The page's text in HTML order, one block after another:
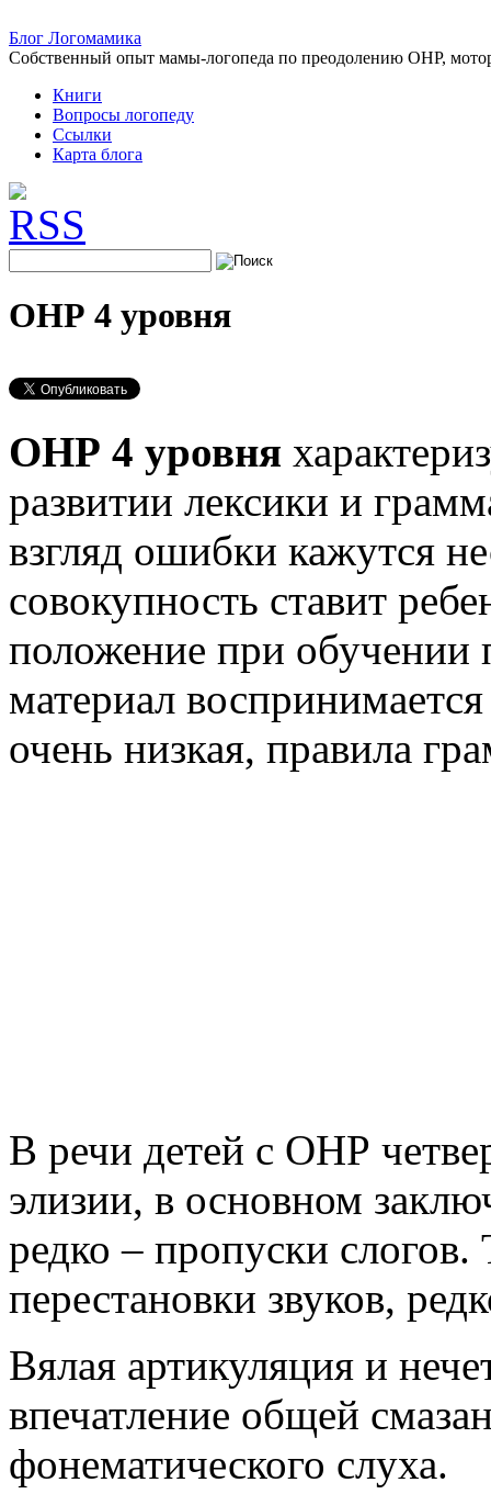
Блог Логомамика
Собственный опыт мамы-логопеда по преодолению ОНР,
Книги
Вопросы логопеду
Cсылки
Карта блога
ОНР 4 уровня
ОНР 4 уровня
развитии лексики и
взгляд ошибки кажутся
совокупность ставит
положение при
материал
очень низкая, правила
В речи детей с ОНР
элизии, в основном
редко – пропуски
перестановки звуков,
Вялая артикуляция и
впечатление общей
фонематического слуха.